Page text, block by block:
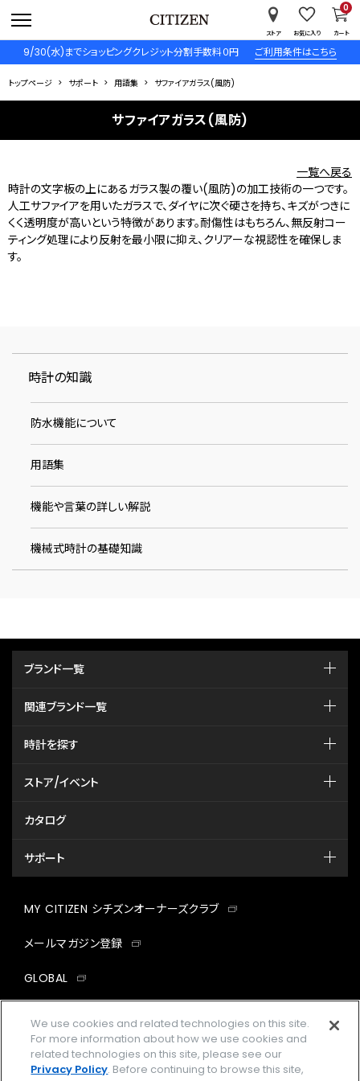
9/30(水)までショッピングクレジット分割手数料０円 ご利用条件はこちら
ストア お気に入り カート
0
トップページ サポート 用語集 サファイアガラス(風防)
サファイアガラス(風防)
一覧へ戻る
時計の文字板の上にあるガラス製の覆い(風防)の加工技術の一つです。
人工サファイアを用いたガラスで、ダイヤに次ぐ硬さを持ち、キズがつきに
くく透明度が高いという特徴があります。耐傷性はもちろん、無反射コー
ティング処理により反射を最小限に抑え、クリアーな視認性を確保しま
す。
時計の知識
防水機能について
用語集
機能や言葉の詳しい解説
機械式時計の基礎知識
ブランド一覧
関連ブランド一覧
時計を探す
ストア/イベント
カタログ
サポート
MY CITIZEN シチズンオーナーズクラブ
メールマガジン登録
GLOBAL
facebookinstagramtwitter
We use cookies and related technologies on this site.
For more information about how we use cookies and
related technologies on this site, please see our
Privacy Policy. Before continuing to browse this site,